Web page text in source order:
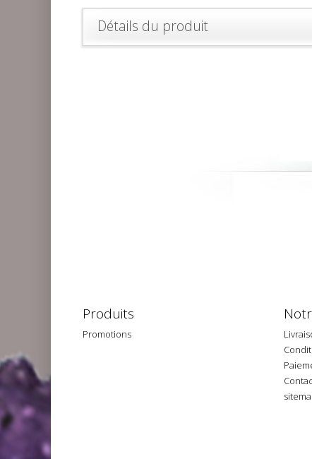
Détails du produit
Produits
Promotions